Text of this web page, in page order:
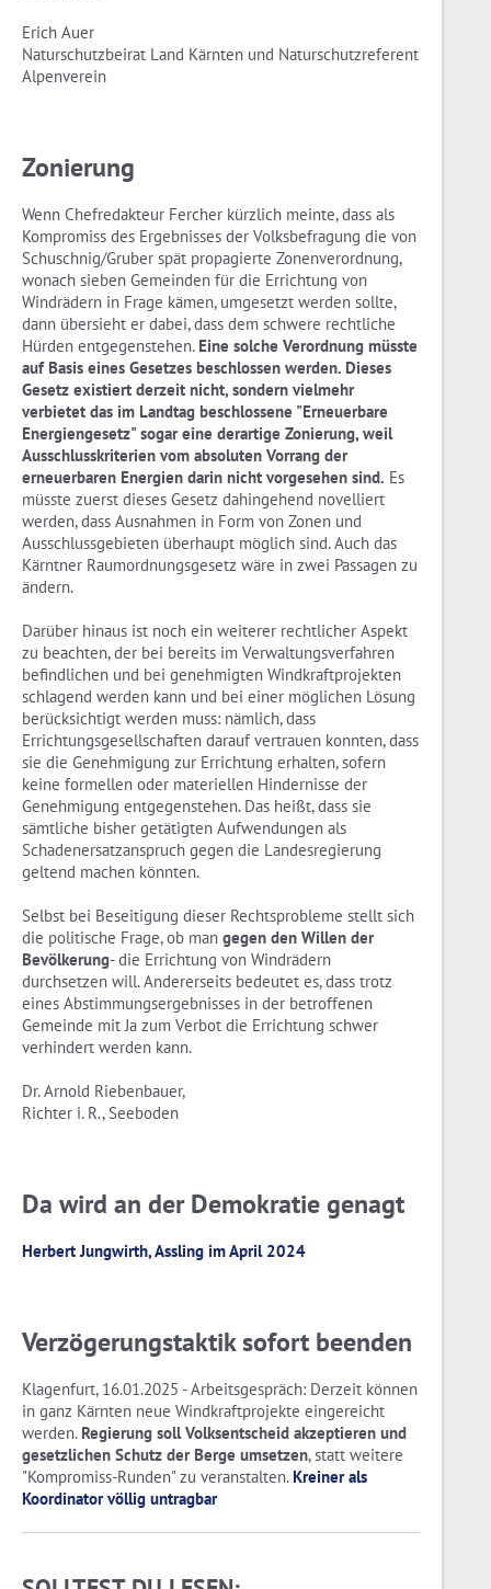
Erich Auer
Naturschutzbeirat Land Kärnten und Naturschutzreferent
Alpenverein
Zonierung
Wenn Chefredakteur Fercher kürzlich meinte, dass als
Kompromiss des Ergebnisses der Volksbefragung die von
Schuschnig/Gruber spät propagierte Zonenverordnung,
wonach sieben Gemeinden für die Errichtung von
Windrädern in Frage kämen, umgesetzt werden sollte,
dann übersieht er dabei, dass dem schwere rechtliche
Hürden entgegenstehen. Eine solche Verordnung müsste
auf Basis eines Gesetzes beschlossen werden. Dieses
Gesetz existiert derzeit nicht, sondern vielmehr
verbietet das im Landtag beschlossene "Erneuerbare
Energiengesetz" sogar eine derartige Zonierung, weil
Ausschlusskriterien vom absoluten Vorrang der
erneuerbaren Energien darin nicht vorgesehen sind. Es
müsste zuerst dieses Gesetz dahingehend novelliert
werden, dass Ausnahmen in Form von Zonen und
Ausschlussgebieten überhaupt möglich sind. Auch das
Kärntner Raumordnungsgesetz wäre in zwei Passagen zu
ändern.
Darüber hinaus ist noch ein weiterer rechtlicher Aspekt
zu beachten, der bei bereits im Verwaltungsverfahren
befindlichen und bei genehmigten Windkraftprojekten
schlagend werden kann und bei einer möglichen Lösung
berücksichtigt werden muss: nämlich, dass
Errichtungsgesellschaften darauf vertrauen konnten, dass
sie die Genehmigung zur Errichtung erhalten, sofern
keine formellen oder materiellen Hindernisse der
Genehmigung entgegenstehen. Das heißt, dass sie
sämtliche bisher getätigten Aufwendungen als
Schadenersatzanspruch gegen die Landesregierung
geltend machen könnten.
Selbst bei Beseitigung dieser Rechtsprobleme stellt sich
die politische Frage, ob man gegen den Willen der
Bevölkerung- die Errichtung von Windrädern
durchsetzen will. Andererseits bedeutet es, dass trotz
eines Abstimmungsergebnisses in der betroffenen
Gemeinde mit Ja zum Verbot die Errichtung schwer
verhindert werden kann.
Dr. Arnold Riebenbauer,
Richter i. R., Seeboden
Da wird an der Demokratie genagt
Herbert Jungwirth, Assling im April 2024
Verzögerungstaktik sofort beenden
Klagenfurt, 16.01.2025 - Arbeitsgespräch: Derzeit können
in ganz Kärnten neue Windkraftprojekte eingereicht
werden. Regierung soll Volksentscheid akzeptieren und
gesetzlichen Schutz der Berge umsetzen, statt weitere
"Kompromiss-Runden" zu veranstalten. Kreiner als
Koordinator völlig untragbar